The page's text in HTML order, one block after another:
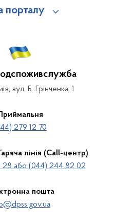
порталу
вул. Б. Грінченка, 1
279 12 70
лінія (Call-центр)
або (044) 244 82 02
пошта